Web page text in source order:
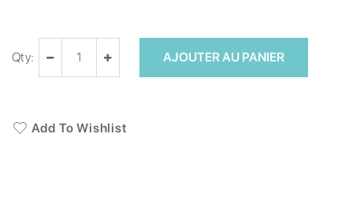
Qty: AJOUTER AU PANIER
Add To Wishlist